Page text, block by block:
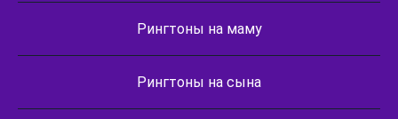
Рингтоны на маму
Рингтоны на сына